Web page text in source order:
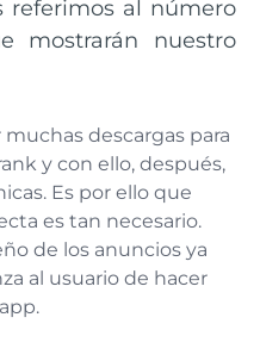
referimos al número
mostrarán nuestro
descargas para
y con ello, después,
Es por ello que
es tan necesario.
de los anuncios ya
al usuario de hacer